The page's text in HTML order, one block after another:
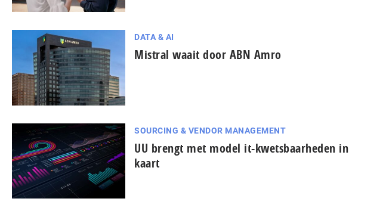
DATA & AI
Mistral waait door ABN Amro
SOURCING & VENDOR MANAGEMENT
UU brengt met model it-kwetsbaarheden in
kaart